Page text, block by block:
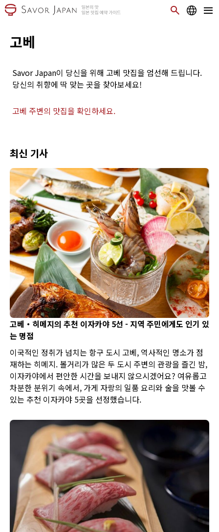
고베
Savor Japan이 당신을 위해 고베 맛집을 엄선해 드립니다.
당신의 취향에 딱 맞는 곳을 찾아보세요!
고베 주변의 맛집을 확인하세요.
최신 기사
고베・히메지의 추천 이자카야 5선 - 지역 주민에게도 인기 있
는 명점
이국적인 정취가 넘치는 항구 도시 고베, 역사적인 명소가 점
재하는 히메지. 볼거리가 많은 두 도시 주변의 관광을 즐긴 밤,
이자카야에서 편안한 시간을 보내지 않으시겠어요? 여유롭고
차분한 분위기 속에서, 가게 자랑의 일품 요리와 술을 맛볼 수
있는 추천 이자카야 5곳을 선정했습니다.